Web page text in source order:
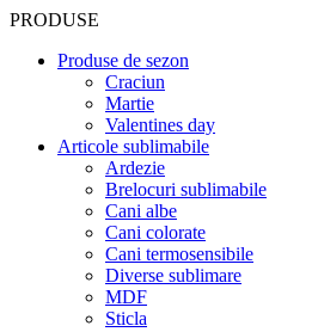
PRODUSE
Produse de sezon
Craciun
Martie
Valentines day
Articole sublimabile
Ardezie
Brelocuri sublimabile
Cani albe
Cani colorate
Cani termosensibile
Diverse sublimare
MDF
Sticla